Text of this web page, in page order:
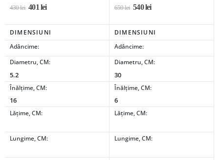
430lei 401lei 659lei 540lei
DIMENSIUNI
DIMENSIUNI
Adâncime:
Adâncime:
Diametru, CM:
5.2
Diametru, CM:
30
Înălțime, CM:
16
Înălțime, CM:
6
Lățime, CM: Lățime, CM:
Lungime, CM: Lungime, CM: